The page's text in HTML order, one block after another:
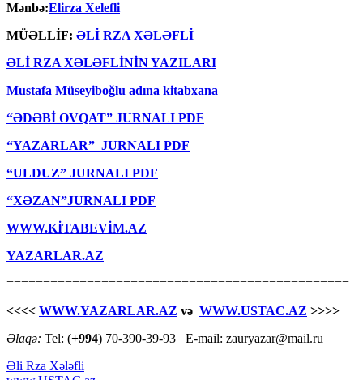
Mənbə:Elirza Xelefli
MÜƏLLİF: ƏLİ RZA XƏLƏFLİ
ƏLİ RZA XƏLƏFLİNİN YAZILARI
Mustafa Müseyiboğlu adına kitabxana
“ƏDƏBİ OVQAT” JURNALI PDF
“YAZARLAR” JURNALI PDF
“ULDUZ” JURNALI PDF
“XƏZAN”JURNALI PDF
WWW.KİTABEVİM.AZ
YAZARLAR.AZ
===============================================
<<<< WWW.YAZARLAR.AZ və WWW.USTAC.AZ >>>>
Əlaqə: Tel: (+994) 70-390-39-93 E-mail: zauryazar@mail.ru
Əli Rza Xələfli